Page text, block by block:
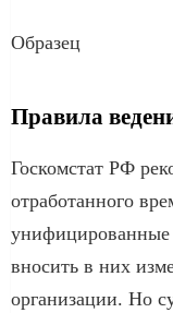
Образец
Правила
Госкомстат РФ
отработанного
вносить в них
организации. Но